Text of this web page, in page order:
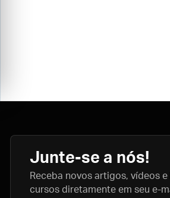
Junte-se a nós!
Receba novos artigos, vídeos
cursos diretamente em seu e-